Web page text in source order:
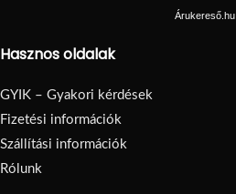
Árukereső.hu
Hasznos oldalak
GYIK – Gyakori kérdések
Fizetési információk
Szállítási információk
Rólunk